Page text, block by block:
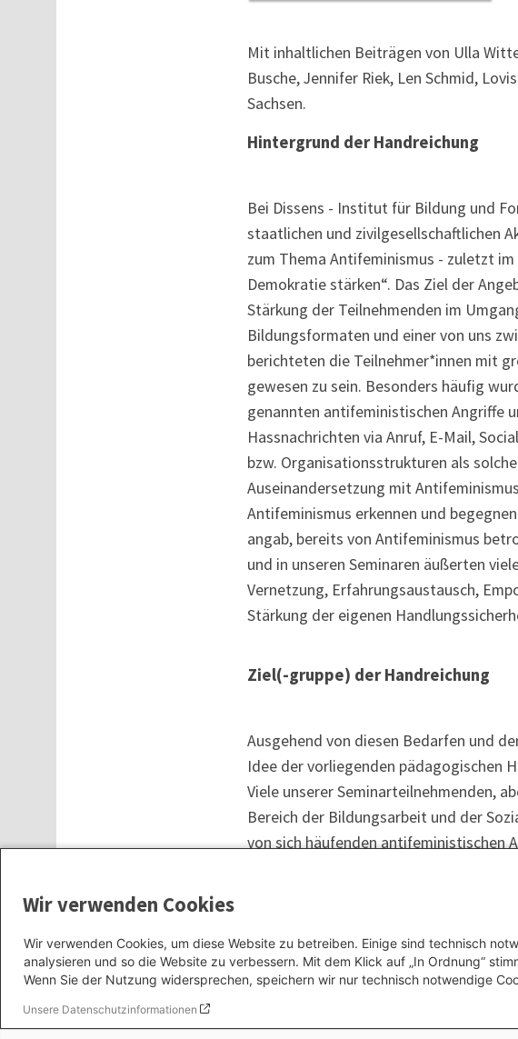
Mit inhaltlichen Beiträgen von Ulla
Busche, Jennifer Riek, Len Schmid,
Sachsen.
Hintergrund der Handreichung
Bei Dissens - Institut für Bildung und
staatlichen und zivilgesellschaftlichen
zum Thema Antifeminismus - zuletzt
Demokratie stärken“. Das Ziel der
Stärkung der Teilnehmenden im
Bildungsformaten und einer von uns
berichteten die Teilnehmer*innen mit
gewesen zu sein. Besonders häufig
genannten antifeministischen Angriffe
Hassnachrichten via Anruf, E-Mail,
bzw. Organisationsstrukturen als
Auseinandersetzung mit
Antifeminismus erkennen und
angab, bereits von Antifeminismus
und in unseren Seminaren äußerten
Vernetzung, Erfahrungsaustausch,
Stärkung der eigenen
Ziel(-gruppe) der Handreichung
Ausgehend von diesen Bedarfen und
Idee der vorliegenden pädagogischen
Viele unserer Seminarteilnehmenden,
Bereich der Bildungsarbeit und der
von sich häufenden antifeministischen
antifeministischer Akteur*innen auf die
wie Antifeminismus in der
Wir verwenden Cookies
Wir verwenden Cookies, um diese Website zu betreiben. Einige sind technisch
analysieren und so die Website zu verbessern. Mit dem Klick auf „In Ordnung“
Wenn Sie der Nutzung widersprechen, speichern wir nur technisch notwendige
Unsere Datenschutzinformationen